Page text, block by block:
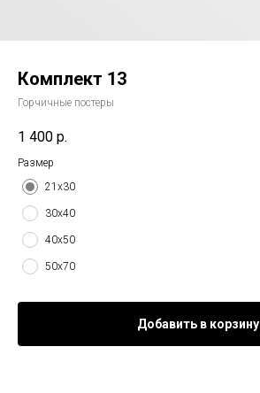
Комплект 13
Горчичные постеры
1 400 р.
Размер
21х30
30х40
40х50
50х70
Добавить в корзину